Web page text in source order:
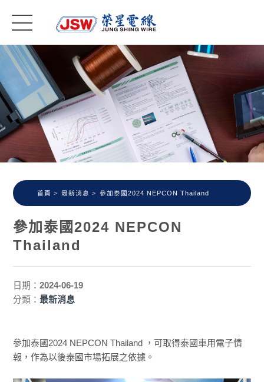
首頁 最新消息 參加泰國2024 NEPCON Thailand
參加泰國2024 NEPCON
Thailand
日期：2024-06-19
分類：最新消息
參加泰國2024 NEPCON Thailand ，可取得泰國車用電子情
報，作為以後泰國市場拓展之依據。